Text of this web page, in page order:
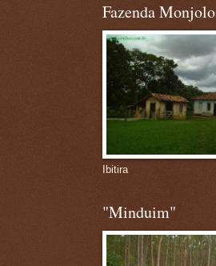
Fazenda Monjolo
Ibitira
"Minduim"